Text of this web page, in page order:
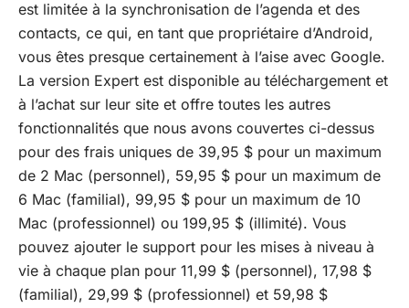
est limitée à la synchronisation de l’agenda et des
contacts, ce qui, en tant que propriétaire d’Android,
vous êtes presque certainement à l’aise avec Google.
La version Expert est disponible au téléchargement et
à l’achat sur leur site et offre toutes les autres
fonctionnalités que nous avons couvertes ci-dessus
pour des frais uniques de 39,95 $ pour un maximum
de 2 Mac (personnel), 59,95 $ pour un maximum de
6 Mac (familial), 99,95 $ pour un maximum de 10
Mac (professionnel) ou 199,95 $ (illimité). Vous
pouvez ajouter le support pour les mises à niveau à
vie à chaque plan pour 11,99 $ (personnel), 17,98 $
(familial), 29,99 $ (professionnel) et 59,98 $